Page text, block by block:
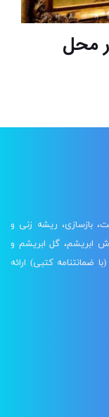
محل
بازسازی، ریشه زنی و
ابریشم، گل ابریشم و
بدون مواد (با ضمانتنامه کتبی) ارائه